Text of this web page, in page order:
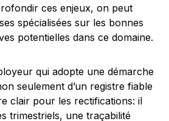
ces enjeux, on peut
spécialisées sur les bonnes
potentielles dans ce domaine.
qui adopte une démarche
seulement d’un registre fiable
clair pour les rectifications: il
trimestriels, une traçabilité